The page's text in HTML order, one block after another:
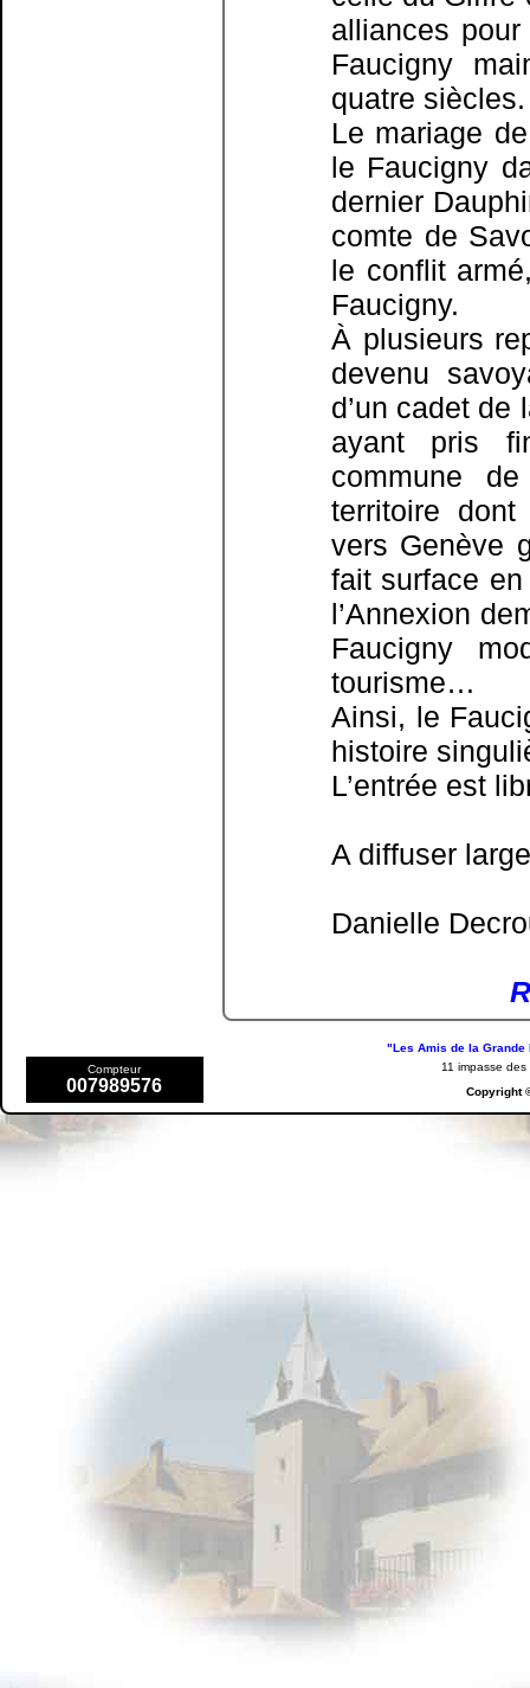
alliances
Faucigny
quatre siècles.
Le mariage
le Faucigny
dernier
comte de
le conflit
Faucigny.
À plusieurs
devenu
d’un cadet de
ayant pris
commune
territoire dont
vers Genève
fait surface
l’Annexion
Faucigny
tourisme…
Ainsi, le
histoire
L’entrée est
A diffuser
Danielle
"Les Amis de la
Compteur
007989576
11 impasse des
Copyright